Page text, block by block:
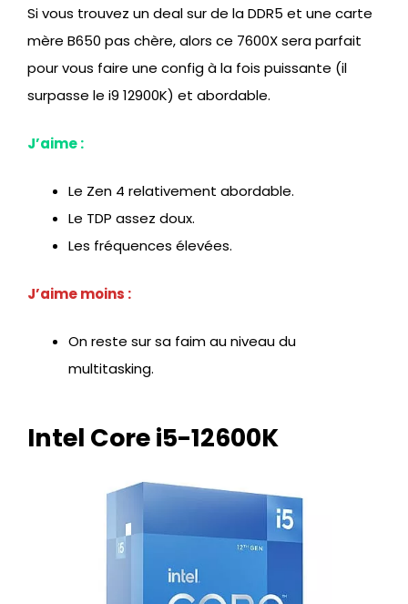
Si vous trouvez un deal sur de la DDR5 et une carte
mère B650 pas chère, alors ce 7600X sera parfait
pour vous faire une config à la fois puissante (il
surpasse le i9 12900K) et abordable.
J’aime :
Le Zen 4 relativement abordable.
Le TDP assez doux.
Les fréquences élevées.
J’aime moins :
On reste sur sa faim au niveau du
multitasking.
Intel Core i5-12600K